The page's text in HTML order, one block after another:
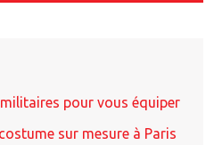
pour vous équiper
sur mesure à Paris